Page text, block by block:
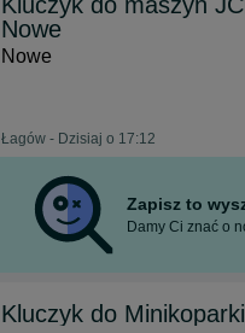
Nowe
Nowe
Łagów - Dzisiaj o 17:12
Zapisz to
Damy Ci znać o
Kluczyk do